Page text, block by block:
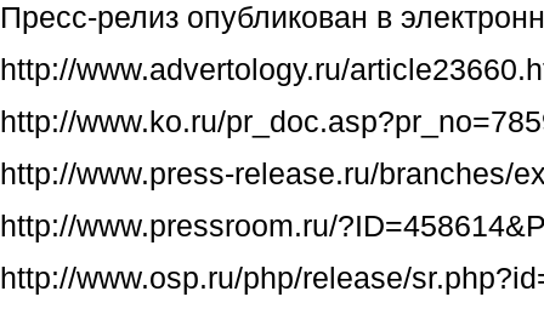
Пресс-релиз опубликован в
http://www.advertology.ru/
http://www.ko.ru/
http://www.press-release.ru/branches/
http://www.pressroom.ru/
http://www.osp.ru/php/release/